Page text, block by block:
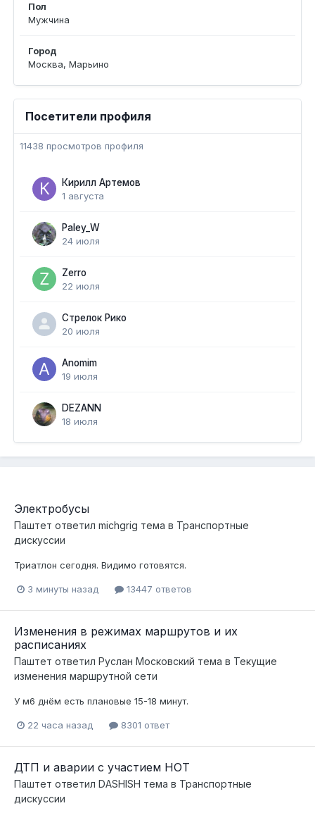
Пол
Мужчина
Город
Москва, Марьино
Посетители профиля
11438 просмотров профиля
Кирилл Артемов
1 августа
Paley_W
24 июля
Zerro
22 июля
Стрелок Рико
20 июля
Anomim
19 июля
DEZANN
18 июля
Электробусы
Паштет ответил michgrig тема в Транспортные
дискуссии
Триатлон сегодня. Видимо готовятся.
3 минуты назад 13447 ответов
Изменения в режимах маршрутов и их
расписаниях
Паштет ответил Руслан Московский тема в Текущие
изменения маршрутной сети
У м6 днём есть плановые 15-18 минут.
22 часа назад 8301 ответ
ДТП и аварии с участием НОТ
Паштет ответил DASHISH тема в Транспортные
дискуссии